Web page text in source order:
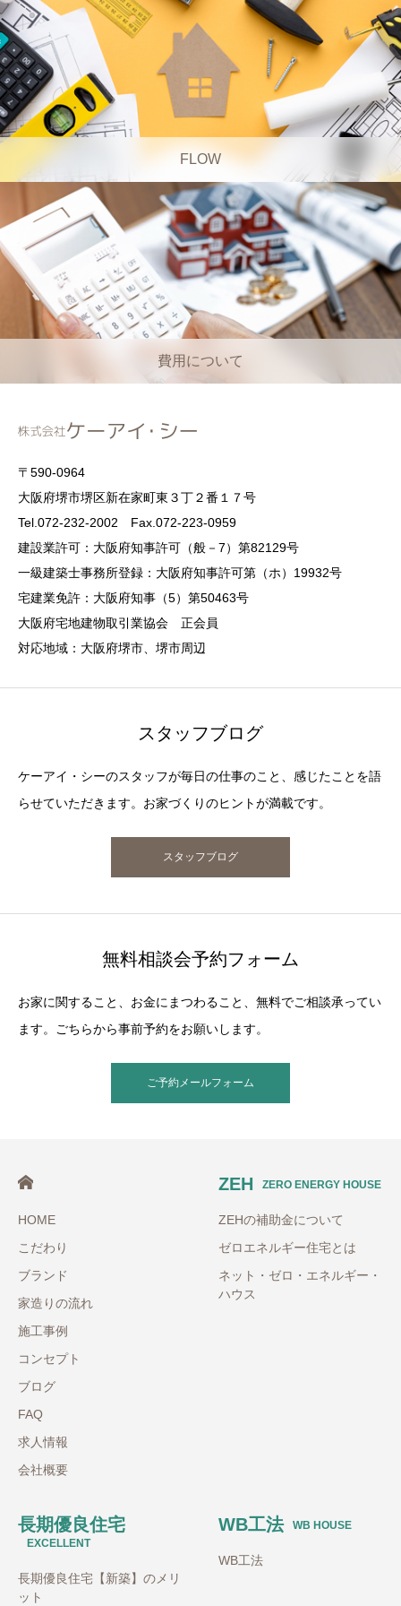
FLOW
費用について
〒590-0964
大阪府堺市堺区新在家町東３丁２番１７号
Tel.072-232-2002 Fax.072-223-0959
建設業許可：大阪府知事許可（般－7）第82129号
一級建築士事務所登録：大阪府知事許可第（ホ）19932号
宅建業免許：大阪府知事（5）第50463号
大阪府宅地建物取引業協会 正会員
対応地域：大阪府堺市、堺市周辺
スタッフブログ
ケーアイ・シーのスタッフが毎日の仕事のこと、感じたことを語
らせていただきます。お家づくりのヒントが満載です。
スタッフブログ
無料相談会予約フォーム
お家に関すること、お金にまつわること、無料でご相談承ってい
ます。ごちらから事前予約をお願いします。
ご予約メールフォーム
HOME
こだわり
ブランド
家造りの流れ
施工事例
コンセプト
ブログ
FAQ
求人情報
会社概要
ZEH ZERO ENERGY HOUSE
ZEHの補助金について
ゼロエネルギー住宅とは
ネット・ゼロ・エネルギー・
ハウス
長期優良住宅
EXCELLENT
長期優良住宅【新築】のメリ
ット
WB工法 WB HOUSE
WB工法